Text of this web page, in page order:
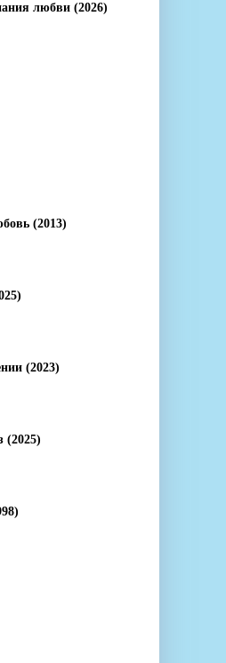
любви (2026)
(2013)
(2023)
(2025)